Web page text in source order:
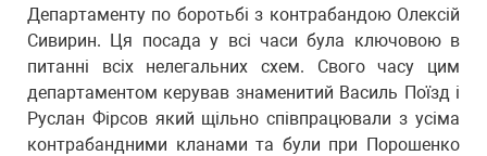
Департаменту по боротьбі з контрабандою Олексій
Сивирин. Ця посада у всі часи була ключовою в
питанні всіх нелегальних схем. Свого часу цим
департаментом керував знаменитий Василь Поїзд і
Руслан Фірсов який щільно співпрацювали з усіма
контрабандними кланами та були при Порошенко